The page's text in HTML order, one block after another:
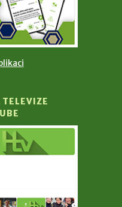
TELEVIZE